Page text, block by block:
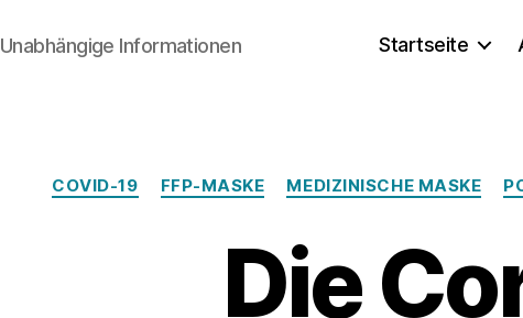
Unabhängige Informationen Startseite
COVID-19 FFP-MASKE MEDIZINISCHE MASKE
Die